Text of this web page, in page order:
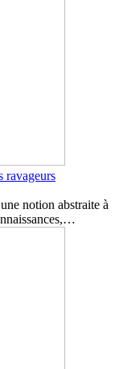
ravageurs
notion abstraite à